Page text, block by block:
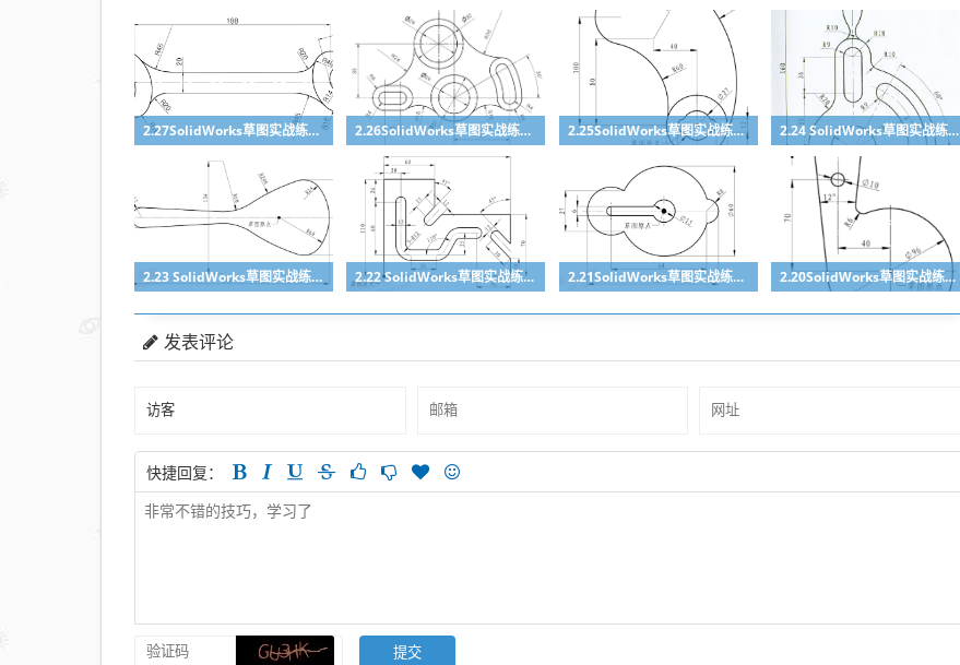
2.27SolidWorks草图实战练习10 2.26SolidWorks草图实战练习9 2.25SolidWorks草图实战练习8 2.24 SolidWorks草图实战练习7
2.23 SolidWorks草图实战练习6 2.22 SolidWorks草图实战练习5 2.21SolidWorks草图实战练习4 2.20SolidWorks草图实战练习3
发表评论
快捷回复：